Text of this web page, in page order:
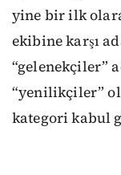
yine bir ilk
ekibine karşı
“gelenekçiler”
“yenilikçiler”
kategori kabul